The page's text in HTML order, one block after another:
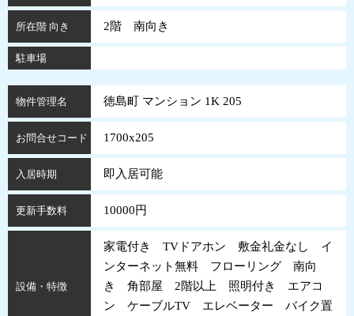
所在階 向き 2階 南向き
駐車場
物件管理名 徳島町 マンション 1K 205
お問合せコード 1700x205
入居時期 即入居可能
更新手数料 10000円
設備・特徴
家電付き TVドアホン 敷金礼金なし イ
ンターネット無料 フローリング 南向
き 角部屋 2階以上 照明付き エアコ
ン ケーブルTV エレベーター バイク置